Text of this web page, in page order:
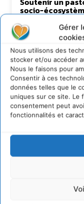
Gérer
Nous utilisons des
stocker et/ou accéder
Nous le faisons pour
Consentir à ces
données telles que le
uniques sur ce site. Le
consentement peut
fonctionnalités et
socio-
S’inspirer de
économique
5 août 2026
IPBES : le «
entreprises à
4 août 2026